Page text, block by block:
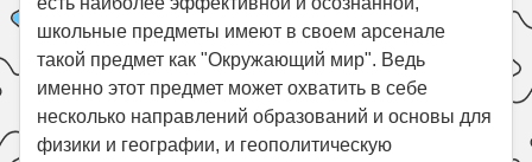
школьные предметы имеют в своем арсенале
такой предмет как "Окружающий мир". Ведь
именно этот предмет может охватить в себе
несколько направлений образований и основы для
физики и географии, и геополитическую